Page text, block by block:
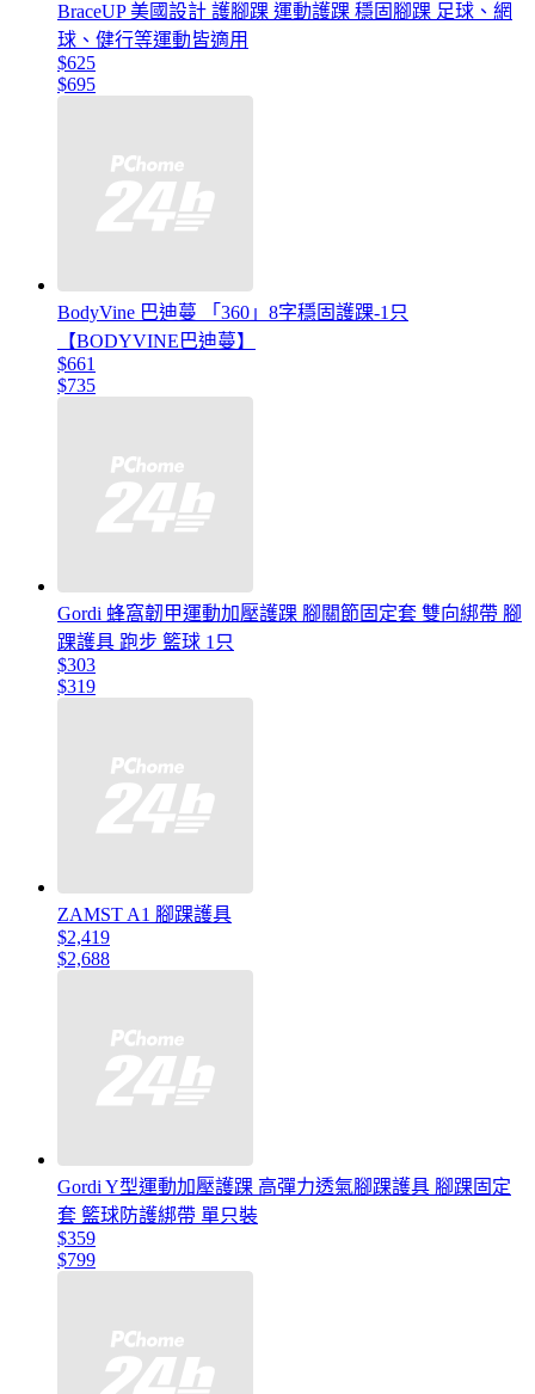
BraceUP 美國設計 護腳踝 運動護踝 穩固腳踝 足球、網
球、健行等運動皆適用
$625
$695
BodyVine 巴迪蔓 「360」8字穩固護踝-1只
【BODYVINE巴迪蔓】
$661
$735
Gordi 蜂窩韌甲運動加壓護踝 腳關節固定套 雙向綁帶 腳
踝護具 跑步 籃球 1只
$303
$319
ZAMST A1 腳踝護具
$2,419
$2,688
Gordi Y型運動加壓護踝 高彈力透氣腳踝護具 腳踝固定
套 籃球防護綁帶 單只裝
$359
$799